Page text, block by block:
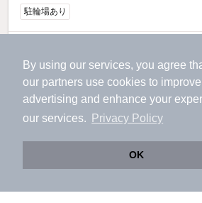
By using our services, you agree
our partners use cookies to improve
advertising and enhance your
our services.
Privacy Policy
OK
アプリに切り替えて、サクサクお
会員登録なしですぐ使える。マップ検
駐輪場あり
（管理費7,000円）
敷 1.0ヶ月 礼 2.0ヶ月
2階 / 2LDK / 69.24㎡
モンテクリスト大倉山のすべて